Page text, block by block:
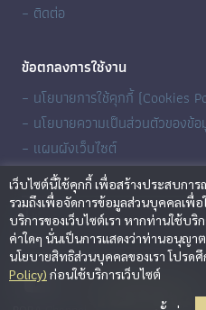
– ติดต่อ
ข้อตกลงการใช้งาน
– นโยบายการใช้คุกกี้ (Cookies
– นโยบายความเป็นส่วนตัวของข้
– แผนผังเว็บไซต์
BORA Channel
เว็บไซต์นี้ใช้คุกกี้ เพื่อสร้างประสบก
รวมถึงเพื่อจัดการข้อมูลส่วนบุคคลเ
บริการของเว็บไซต์เรา หากท่านใช้บริ
ค่าใดๆ นั่นเป็นการแสดงว่าท่านอนุญ
นโยบายสิทธิส่วนบุคคลของเรา โปรด
Policy) ก่อนใช้บริการเว็บไซต์